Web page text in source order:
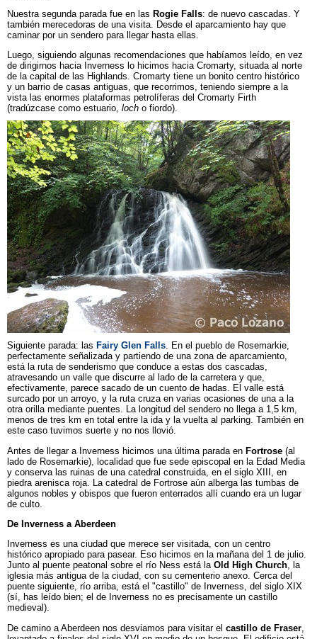
Nuestra segunda parada fue en las Rogie Falls: de nuevo cascadas. Y
también merecedoras de una visita. Desde el aparcamiento hay que
caminar por un sendero para llegar hasta ellas.
Luego, siguiendo algunas recomendaciones que habíamos leído, en vez
de dirigirnos hacia Inverness lo hicimos hacia Cromarty, situada al norte
de la capital de las Highlands. Cromarty tiene un bonito centro histórico
y un barrio de casas antiguas, que recorrimos, teniendo siempre a la
vista las enormes plataformas petrolíferas del Cromarty Firth
(tradúzcase como estuario, loch o fiordo).
Siguiente parada: las Fairy Glen Falls. En el pueblo de Rosemarkie,
perfectamente señalizada y partiendo de una zona de aparcamiento,
está la ruta de senderismo que conduce a estas dos cascadas,
atravesando un valle que discurre al lado de la carretera y que,
efectivamente, parece sacado de un cuento de hadas. El valle está
surcado por un arroyo, y la ruta cruza en varias ocasiones de una a la
otra orilla mediante puentes. La longitud del sendero no llega a 1,5 km,
menos de tres km en total entre la ida y la vuelta al parking. También en
este caso tuvimos suerte y no nos llovió.
Antes de llegar a Inverness hicimos una última parada en Fortrose (al
lado de Rosemarkie), localidad que fue sede episcopal en la Edad Media
y conserva las ruinas de una catedral construida, en el siglo XIII, en
piedra arenisca roja. La catedral de Fortrose aún alberga las tumbas de
algunos nobles y obispos que fueron enterrados allí cuando era un lugar
de culto.
De Inverness a Aberdeen
Inverness es una ciudad que merece ser visitada, con un centro
histórico apropiado para pasear. Eso hicimos en la mañana del 1 de julio.
Junto al puente peatonal sobre el río Ness está la Old High Church, la
iglesia más antigua de la ciudad, con su cementerio anexo. Cerca del
puente siguiente, río arriba, está el "castillo" de Inverness, del siglo XIX
(sí, has leído bien; el de Inverness no es precisamente un castillo
medieval).
De camino a Aberdeen nos desviamos para visitar el castillo de Fraser